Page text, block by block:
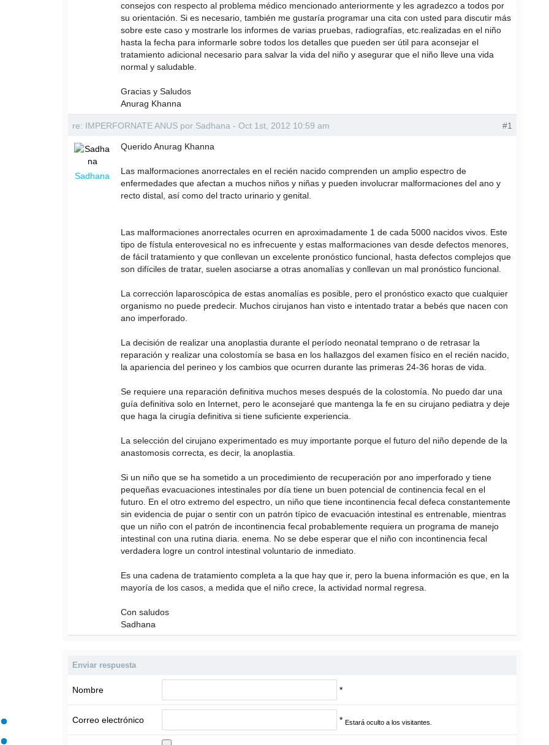
consejos con respecto al problema médico mencionado anteriormente y les agradezco a todos por
su orientación. Si es necesario, también me gustaría programar una cita con usted para discutir más
sobre este caso y mostrarle los informes de varias pruebas, radiografías, etc.realizadas en el niño
hasta la fecha para informarle sobre todos los detalles que pueden ser útil para aconsejar el
tratamiento adicional necesario para salvar la vida del niño y asegurar que el niño lleve una vida
normal y saludable.
Gracias y Saludos
Anurag Khanna
re: IMPERFORNATE ANUS por Sadhana - Oct 1st, 2012 10:59 am #1
Sadhana
Querido Anurag Khanna
Las malformaciones anorrectales en el recién nacido comprenden un amplio espectro de
enfermedades que afectan a muchos niños y niñas y pueden involucrar malformaciones del ano y
recto distal, así como del tracto urinario y genital.
Las malformaciones anorrectales ocurren en aproximadamente 1 de cada 5000 nacidos vivos. Este
tipo de fístula enterovesical no es infrecuente y estas malformaciones van desde defectos menores,
de fácil tratamiento y que conllevan un excelente pronóstico funcional, hasta defectos complejos que
son difíciles de tratar, suelen asociarse a otras anomalías y conllevan un mal pronóstico funcional.
La corrección laparoscópica de estas anomalías es posible, pero el pronóstico exacto que cualquier
organismo no puede predecir. Muchos cirujanos han visto e intentado tratar a bebés que nacen con
ano imperforado.
La decisión de realizar una anoplastia durante el período neonatal temprano o de retrasar la
reparación y realizar una colostomía se basa en los hallazgos del examen físico en el recién nacido,
la apariencia del perineo y los cambios que ocurren durante las primeras 24-36 horas de vida.
Se requiere una reparación definitiva muchos meses después de la colostomía. No puedo dar una
guía definitiva solo en Internet, pero le aconsejaré que mantenga la fe en su cirujano pediatra y deje
que haga la cirugía definitiva si tiene suficiente experiencia.
La selección del cirujano experimentado es muy importante porque el futuro del niño depende de la
anastomosis correcta, es decir, la anoplastia.
Si un niño que se ha sometido a un procedimiento de recuperación por ano imperforado y tiene
pequeñas evacuaciones intestinales por día tiene un buen potencial de continencia fecal en el
futuro. En el otro extremo del espectro, un niño que tiene incontinencia fecal defeca constantemente
sin evidencia de pujar o sentir con un patrón típico de evacuación intestinal es entrenable, mientras
que un niño con el patrón de incontinencia fecal probablemente requiera un programa de manejo
intestinal con una rutina diaria. enema. No se debe esperar que el niño con incontinencia fecal
verdadera logre un control intestinal voluntario de inmediato.
Es una cadena de tratamiento completa a la que hay que ir, pero la buena información es que, en la
mayoría de los casos, a medida que el niño crece, la actividad normal regresa.
Con saludos
Sadhana
Enviar respuesta
Nombre *
Correo electrónico * Estará oculto a los visitantes.